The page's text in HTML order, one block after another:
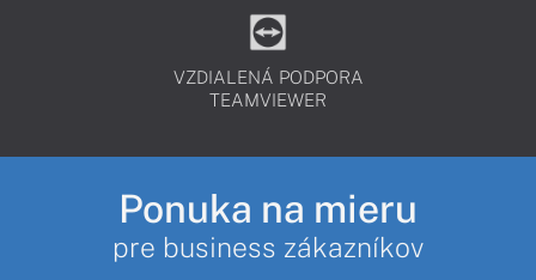
VZDIALENÁ PODPORA
TEAMVIEWER
Ponuka na mieru
pre business zákazníkov